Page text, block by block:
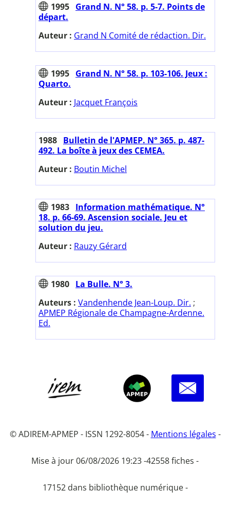
1995 Grand N. N° 58. p. 5-7. Points de
départ.
Auteur : Grand N Comité de rédaction. Dir.
1995 Grand N. N° 58. p. 103-106. Jeux :
Quarto.
Auteur : Jacquet François
1988 Bulletin de l'APMEP. N° 365. p. 487-
492. La boîte à jeux des CEMEA.
Auteur : Boutin Michel
1983 Information mathématique. N°
18. p. 66-69. Ascension sociale. Jeu et
solution du jeu.
Auteur : Rauzy Gérard
1980 La Bulle. N° 3.
Auteurs : Vandenhende Jean-Loup. Dir. ;
APMEP Régionale de Champagne-Ardenne.
Ed.
© ADIREM-APMEP - ISSN 1292-8054 - Mentions légales -
Mise à jour 06/08/2026 19:23 -42558 fiches -
17152 dans bibliothèque numérique -